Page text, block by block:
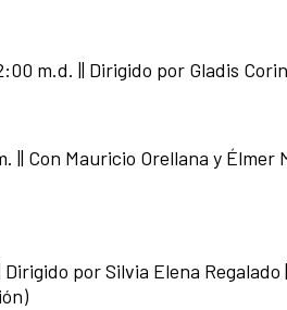
m.d. || Dirigido por Gladis
|| Con Mauricio Orellana y Élmer
por Silvia Elena Regalado